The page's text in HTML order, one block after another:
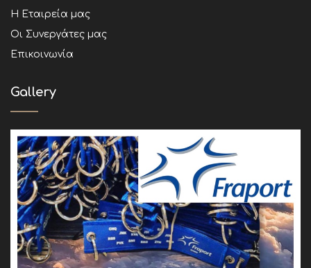
Η Εταιρεία μας
Οι Συνεργάτες μας
Επικοινωνία
Gallery